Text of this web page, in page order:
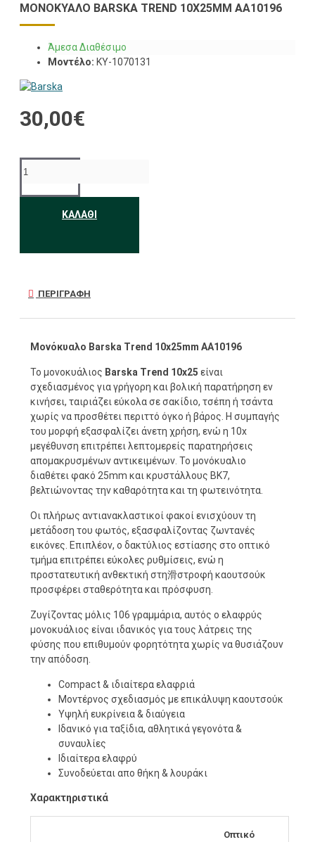
ΜΟΝΌΚΥΑΛΟ BARSKA TREND 10X25MM AΑ10196
Άμεσα Διαθέσιμο
Μοντέλο: KY-1070131
30,00€
ΚΑΛΆΘΙ
ΠΕΡΙΓΡΑΦΉ
Μονόκυαλο Barska Trend 10x25mm AΑ10196
Το μονοκυάλιος Barska Trend 10x25 είναι
σχεδιασμένος για γρήγορη και βολική παρατήρηση εν
κινήσει, ταιριάζει εύκολα σε σακίδιο, τσέπη ή τσάντα
χωρίς να προσθέτει περιττό όγκο ή βάρος. Η συμπαγής
του μορφή εξασφαλίζει άνετη χρήση, ενώ η 10x
μεγέθυνση επιτρέπει λεπτομερείς παρατηρήσεις
απομακρυσμένων αντικειμένων. Το μονόκυαλιο
διαθέτει φακό 25mm και κρυστάλλους BK7,
βελτιώνοντας την καθαρότητα και τη φωτεινότητα.
Οι πλήρως αντιανακλαστικοί φακοί ενισχύουν τη
μετάδοση του φωτός, εξασφαλίζοντας ζωντανές
εικόνες. Επιπλέον, ο δακτύλιος εστίασης στο οπτικό
τμήμα επιτρέπει εύκολες ρυθμίσεις, ενώ η
προστατευτική ανθεκτική στη滑στροφή καουτσούκ
προσφέρει σταθερότητα και πρόσφυση.
Ζυγίζοντας μόλις 106 γραμμάρια, αυτός ο ελαφρύς
μονοκυάλιος είναι ιδανικός για τους λάτρεις της
φύσης που επιθυμούν φορητότητα χωρίς να θυσιάζουν
την απόδοση.
Compact & ιδιαίτερα ελαφριά
Mοντέρνος σχεδιασμός με επικάλυψη καουτσούκ
Yψηλή ευκρίνεια & διαύγεια
Ιδανικό για ταξίδια, αθλητικά γεγονότα &
συναυλίες
Ιδιαίτερα ελαφρύ
Συνοδεύεται απο θήκη & λουράκι
Χαρακτηριστικά
Οπτικό